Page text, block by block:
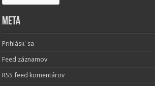
Meta
Prihlásiť sa
Feed záznamov
RSS feed komentárov